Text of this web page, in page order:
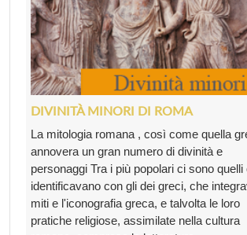
DIVINITÀ MINORI DI ROMA
La mitologia romana , così come quella
annovera un gran numero di divinità e
personaggi Tra i più popolari ci sono quelli
identificavano con gli dei greci, che
miti e l'iconografia greca, e talvolta le loro
pratiche religiose, assimilate nella cultura